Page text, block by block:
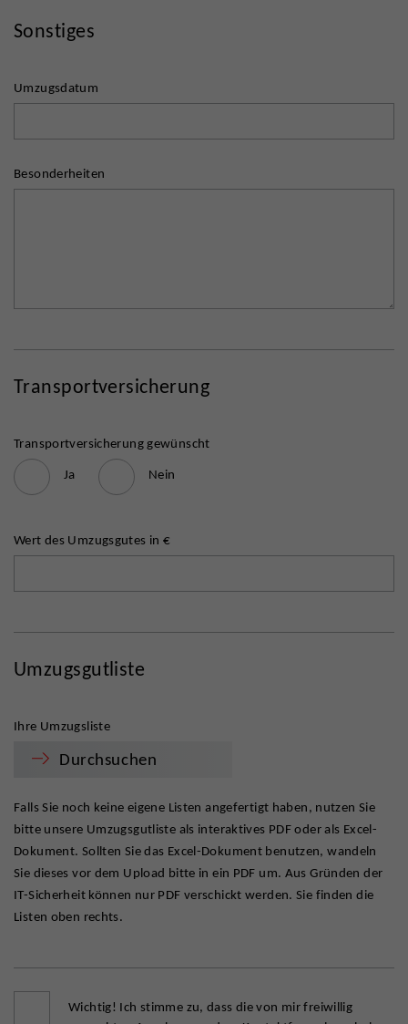
Sonstiges
Umzugsdatum
Besonderheiten
Transportversicherung
Transportversicherung gewünscht
Ja
Nein
Wert des Umzugsgutes in €
Umzugsgutliste
Ihre Umzugsliste
Durchsuchen
Falls Sie noch keine eigene Listen angefertigt haben, nutzen Sie
bitte unsere Umzugsgutliste als interaktives PDF oder als Excel-
Dokument. Sollten Sie das Excel-Dokument benutzen, wandeln
Sie dieses vor dem Upload bitte in ein PDF um. Aus Gründen der
IT-Sicherheit können nur PDF verschickt werden. Sie finden die
Listen oben rechts.
Wichtig! Ich stimme zu, dass die von mir freiwillig